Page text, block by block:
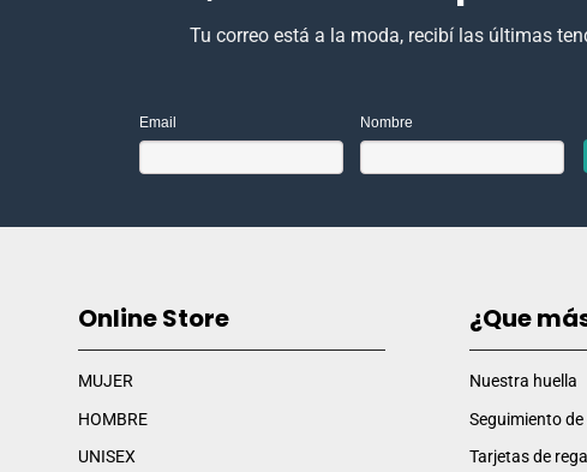
Tu correo está a la moda, recibí las últimas
Email Nombre
Online Store
MUJER
HOMBRE
UNISEX
¿Que
Nuestra huella
Seguimiento
Tarjetas de